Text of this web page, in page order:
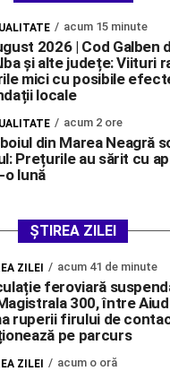
acum 15 minute
2026 | Cod Galben
și alte județe: Viituri
mici cu posibile
locale
acum 2 ore
din Marea Neagră
Prețurile au sărit cu
lună
ȘTIREA ZILEI
ZILEI acum 41 de minute
feroviară
300, între
ruperii firului de
pe parcurs
ZILEI acum o oră